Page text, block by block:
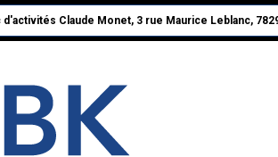
d'activités Claude Monet, 3 rue Maurice Leblanc,